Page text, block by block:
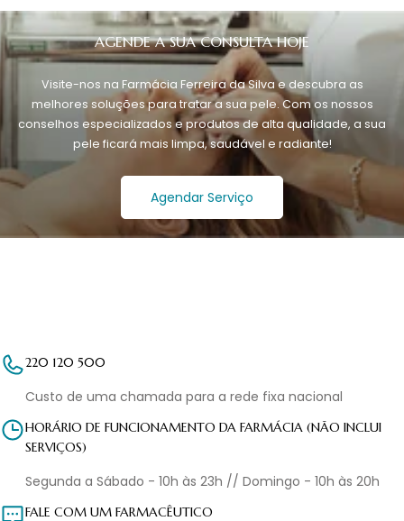
AGENDE A SUA CONSULTA HOJE
Visite-nos na Farmácia Ferreira da Silva e descubra as
melhores soluções para tratar a sua pele. Com os nossos
conselhos especializados e produtos de alta qualidade, a sua
pele ficará mais limpa, saudável e radiante!
Agendar Serviço
220 120 500
Custo de uma chamada para a rede fixa nacional
HORÁRIO DE FUNCIONAMENTO DA FARMÁCIA (NÃO INCLUI
SERVIÇOS)
Segunda a Sábado - 10h às 23h // Domingo - 10h às 20h
FALE COM UM FARMACÊUTICO